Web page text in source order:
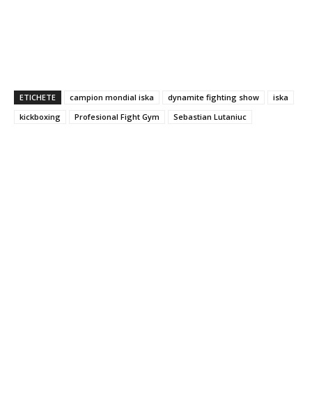
ETICHETE campion mondial iska dynamite fighting show
iska
kickboxing
Profesional Fight Gym Sebastian Lutaniuc